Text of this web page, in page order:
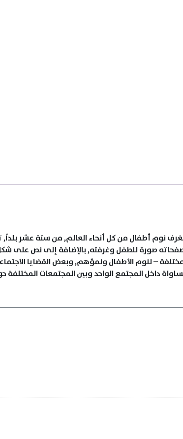
نوم أطفال من كل أنحاء العالم, من ستة عشر بلداً,
صفحاته صورة للطفل وغرفته, بالإضافة إلى نص
– لنوم الأطفال ونموّهم, وبعض القضايا
داخل المجتمع الواحد وبين المجتمعات